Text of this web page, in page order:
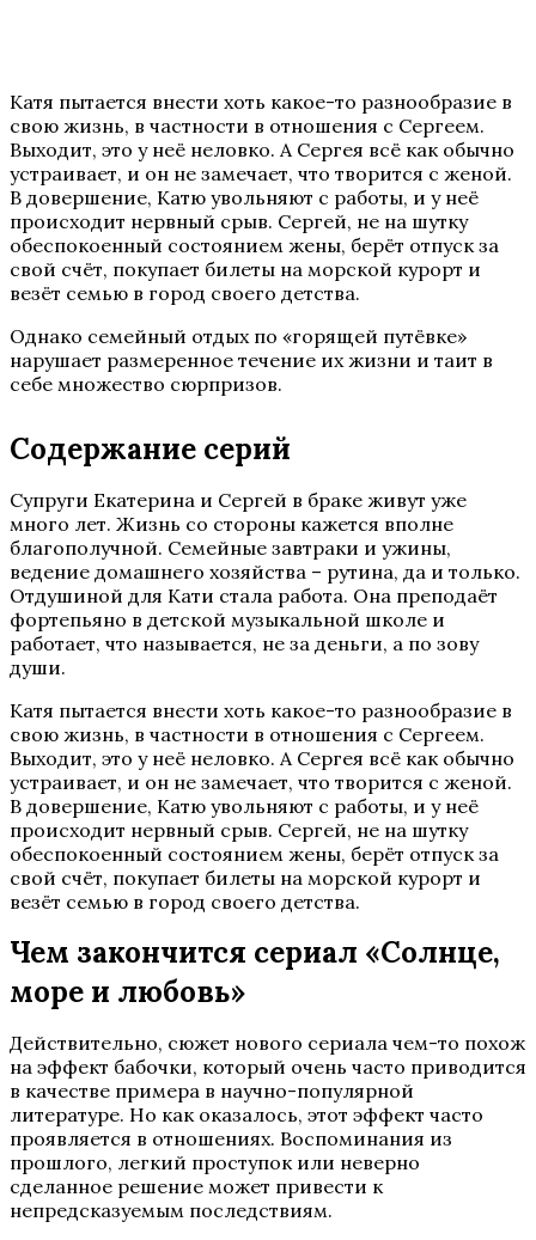
Катя пытается внести хоть какое-то разнообразие в
свою жизнь, в частности в отношения с Сергеем.
Выходит, это у неё неловко. А Сергея всё как обычно
устраивает, и он не замечает, что творится с женой.
В довершение, Катю увольняют с работы, и у неё
происходит нервный срыв. Сергей, не на шутку
обеспокоенный состоянием жены, берёт отпуск за
свой счёт, покупает билеты на морской курорт и
везёт семью в город своего детства.
Однако семейный отдых по «горящей путёвке»
нарушает размеренное течение их жизни и таит в
себе множество сюрпризов.
Содержание серий
Супруги Екатерина и Сергей в браке живут уже
много лет. Жизнь со стороны кажется вполне
благополучной. Семейные завтраки и ужины,
ведение домашнего хозяйства – рутина, да и только.
Отдушиной для Кати стала работа. Она преподаёт
фортепьяно в детской музыкальной школе и
работает, что называется, не за деньги, а по зову
души.
Катя пытается внести хоть какое-то разнообразие в
свою жизнь, в частности в отношения с Сергеем.
Выходит, это у неё неловко. А Сергея всё как обычно
устраивает, и он не замечает, что творится с женой.
В довершение, Катю увольняют с работы, и у неё
происходит нервный срыв. Сергей, не на шутку
обеспокоенный состоянием жены, берёт отпуск за
свой счёт, покупает билеты на морской курорт и
везёт семью в город своего детства.
Чем закончится сериал «Солнце,
море и любовь»
Действительно, сюжет нового сериала чем-то похож
на эффект бабочки, который очень часто приводится
в качестве примера в научно-популярной
литературе. Но как оказалось, этот эффект часто
проявляется в отношениях. Воспоминания из
прошлого, легкий проступок или неверно
сделанное решение может привести к
непредсказуемым последствиям.